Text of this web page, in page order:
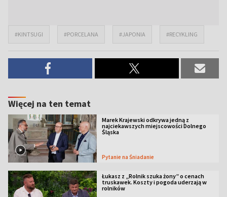
#KINTSUGI #PORCELANA #JAPONIA #RECYKLING
Więcej na ten temat
Marek Krajewski odkrywa jedną z
najciekawszych miejscowości Dolnego
Śląska
Pytanie na Śniadanie
Łukasz z „Rolnik szuka żony” o cenach
truskawek. Koszty i pogoda uderzają w
rolników